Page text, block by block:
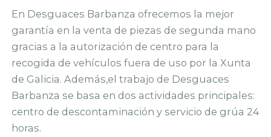
En Desguaces Barbanza ofrecemos la mejor
garantía en la venta de piezas de segunda mano
gracias a la autorización de centro para la
recogida de vehículos fuera de uso por la Xunta
de Galicia. Además,el trabajo de Desguaces
Barbanza se basa en dos actividades principales:
centro de descontaminación y servicio de grúa 24
horas.